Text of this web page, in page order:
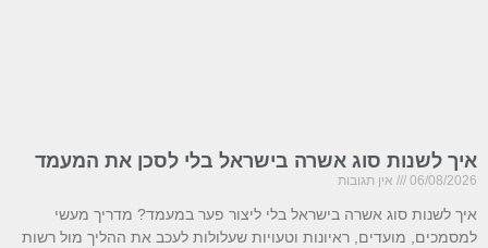
איך לשנות סוג אשרה בישראל בלי לסכן את המעמד
06/08/2026 אין תגובות
איך לשנות סוג אשרה בישראל בלי ליצור פער במעמד? מדריך מעשי
למסמכים, מועדים, ראיונות וטעויות שעלולות לעכב את ההליך מול רשות